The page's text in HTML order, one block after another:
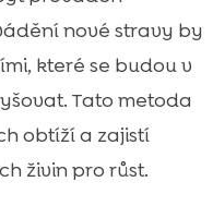
nové stravy by
které se budou v
Tato metoda
obtíží a zajistí
živin pro růst.